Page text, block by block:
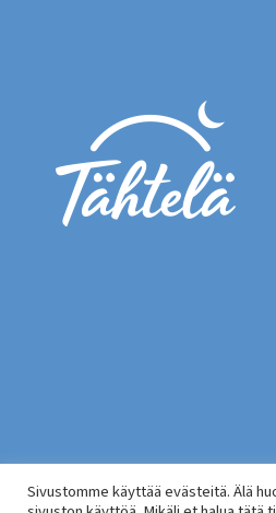
Sivustomme käyttää evästeitä. Älä